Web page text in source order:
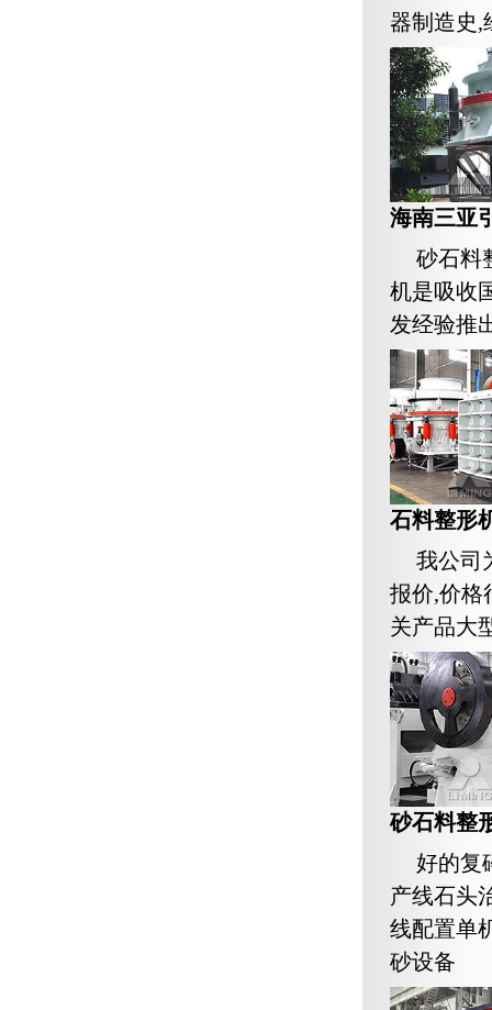
器制造史,
海南三亚
砂石料
机是吸收
发经验推
石料整形
我公司
报价,价格
关产品大
砂石料整
好的复
产线石头
线配置单
砂设备